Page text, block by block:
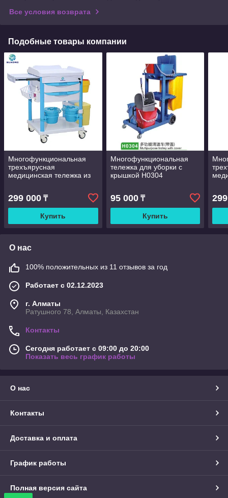
Все условия возврата
Подобные товары компании
Многофункциональная
трехъярусная
медицинская тележка из
баком
299 000 ₸
Купить
Многофункциональная
тележка для уборки с
крышкой Н0304
95 000₸
Купить
О нас
100% положительных из 11 отзывов за год
Работает с 02.12.2023
г. Алматы
Ратушного 78, Алматы, Казахстан
Контакты
Сегодня работает с 09:00 до 20:00
Показать весь график работы
О нас
Контакты
Доставка и оплата
График работы
Полная версия сайта